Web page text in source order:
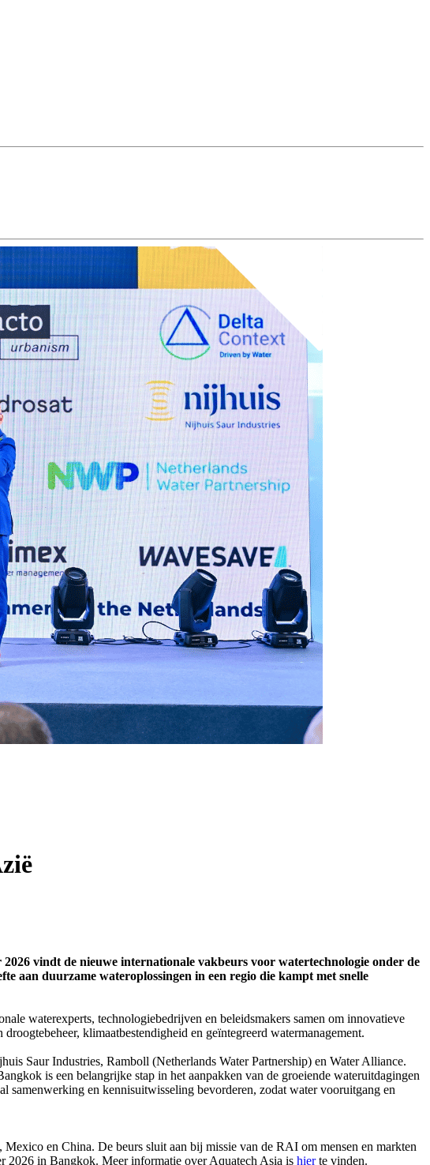
vindt de nieuwe internationale vakbeurs voor watertechnologie onder de
aan duurzame wateroplossingen in een regio die kampt met snelle
waterexperts, technologiebedrijven en beleidsmakers samen om innovatieve
klimaatbestendigheid en geïntegreerd watermanagement.
Saur Industries, Ramboll (Netherlands Water Partnership) en Water Alliance.
is een belangrijke stap in het aanpakken van de groeiende wateruitdagingen
en kennisuitwisseling bevorderen, zodat water vooruitgang en
en China. De beurs sluit aan bij missie van de RAI om mensen en markten
2026 in Bangkok. Meer informatie over Aquatech Asia is hierte vinden.